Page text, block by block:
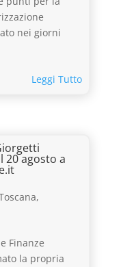
nei giorni
Leggi Tutto
20 agosto a
,
Finanze
la propria